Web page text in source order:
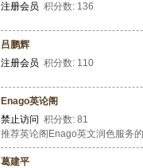
注册会员 积分数: 136
吕鹏辉
注册会员 积分数: 110
Enago英论阁
禁止访问 积分数: 81
推荐英论阁Enago英文润色服务
葛建平